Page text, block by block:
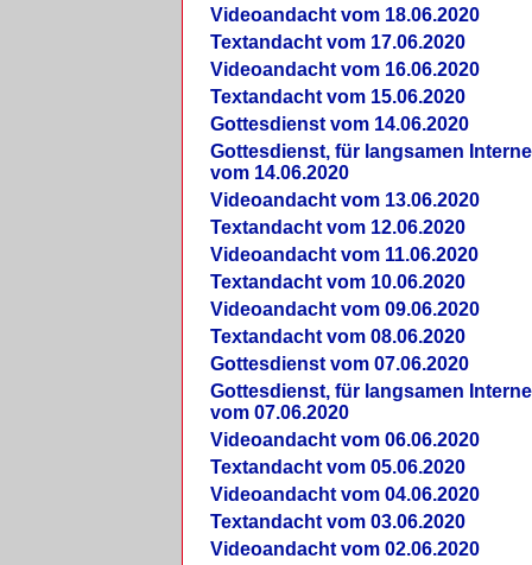
Videoandacht vom 18.06.2020
Textandacht vom 17.06.2020
Videoandacht vom 16.06.2020
Textandacht vom 15.06.2020
Gottesdienst vom 14.06.2020
Gottesdienst, für langsamen
vom 14.06.2020
Videoandacht vom 13.06.2020
Textandacht vom 12.06.2020
Videoandacht vom 11.06.2020
Textandacht vom 10.06.2020
Videoandacht vom 09.06.2020
Textandacht vom 08.06.2020
Gottesdienst vom 07.06.2020
Gottesdienst, für langsamen
vom 07.06.2020
Videoandacht vom 06.06.2020
Textandacht vom 05.06.2020
Videoandacht vom 04.06.2020
Textandacht vom 03.06.2020
Videoandacht vom 02.06.2020